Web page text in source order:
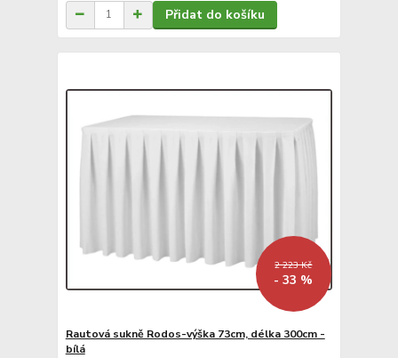
Přidat do košíku
2 223 Kč
- 33 %
Rautová sukně Rodos-výška 73cm, délka 300cm -
bílá